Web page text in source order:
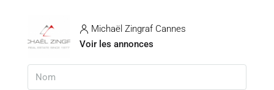
Michaël Zingraf Cannes
Voir les annonces